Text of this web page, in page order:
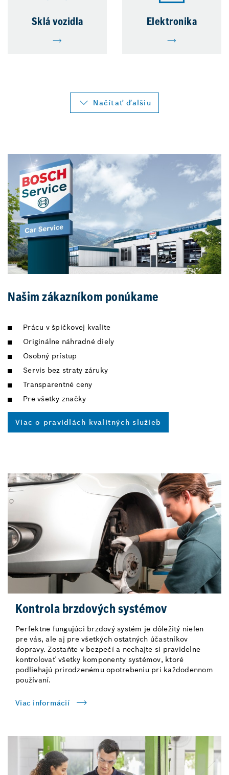
Sklá vozidla Elektronika
Načítať ďalšiu
Našim zákazníkom ponúkame
Prácu v špičkovej kvalite
Originálne náhradné diely
Osobný prístup
Servis bez straty záruky
Transparentné ceny
Pre všetky značky
Viac o pravidlách kvalitných služieb
Kontrola brzdových systémov
Perfektne fungujúci brzdový systém je dôležitý nielen
pre vás, ale aj pre všetkých ostatných účastníkov
dopravy. Zostaňte v bezpečí a nechajte si pravidelne
kontrolovať všetky komponenty systémov, ktoré
podliehajú prirodzenému opotrebeniu pri každodennom
používaní.
Viac informácií